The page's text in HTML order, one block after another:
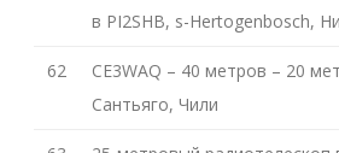
в PI2SHB, s-Hertogenbosch,
62
CE3WAQ – 40 метров – 20
Сантьяго, Чили